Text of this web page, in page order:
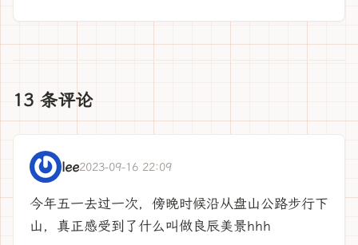
13 条评论
lee2023-09-16 22:09
今年五一去过一次，傍晚时候沿从盘山公路步行下
山，真正感受到了什么叫做良辰美景hhh